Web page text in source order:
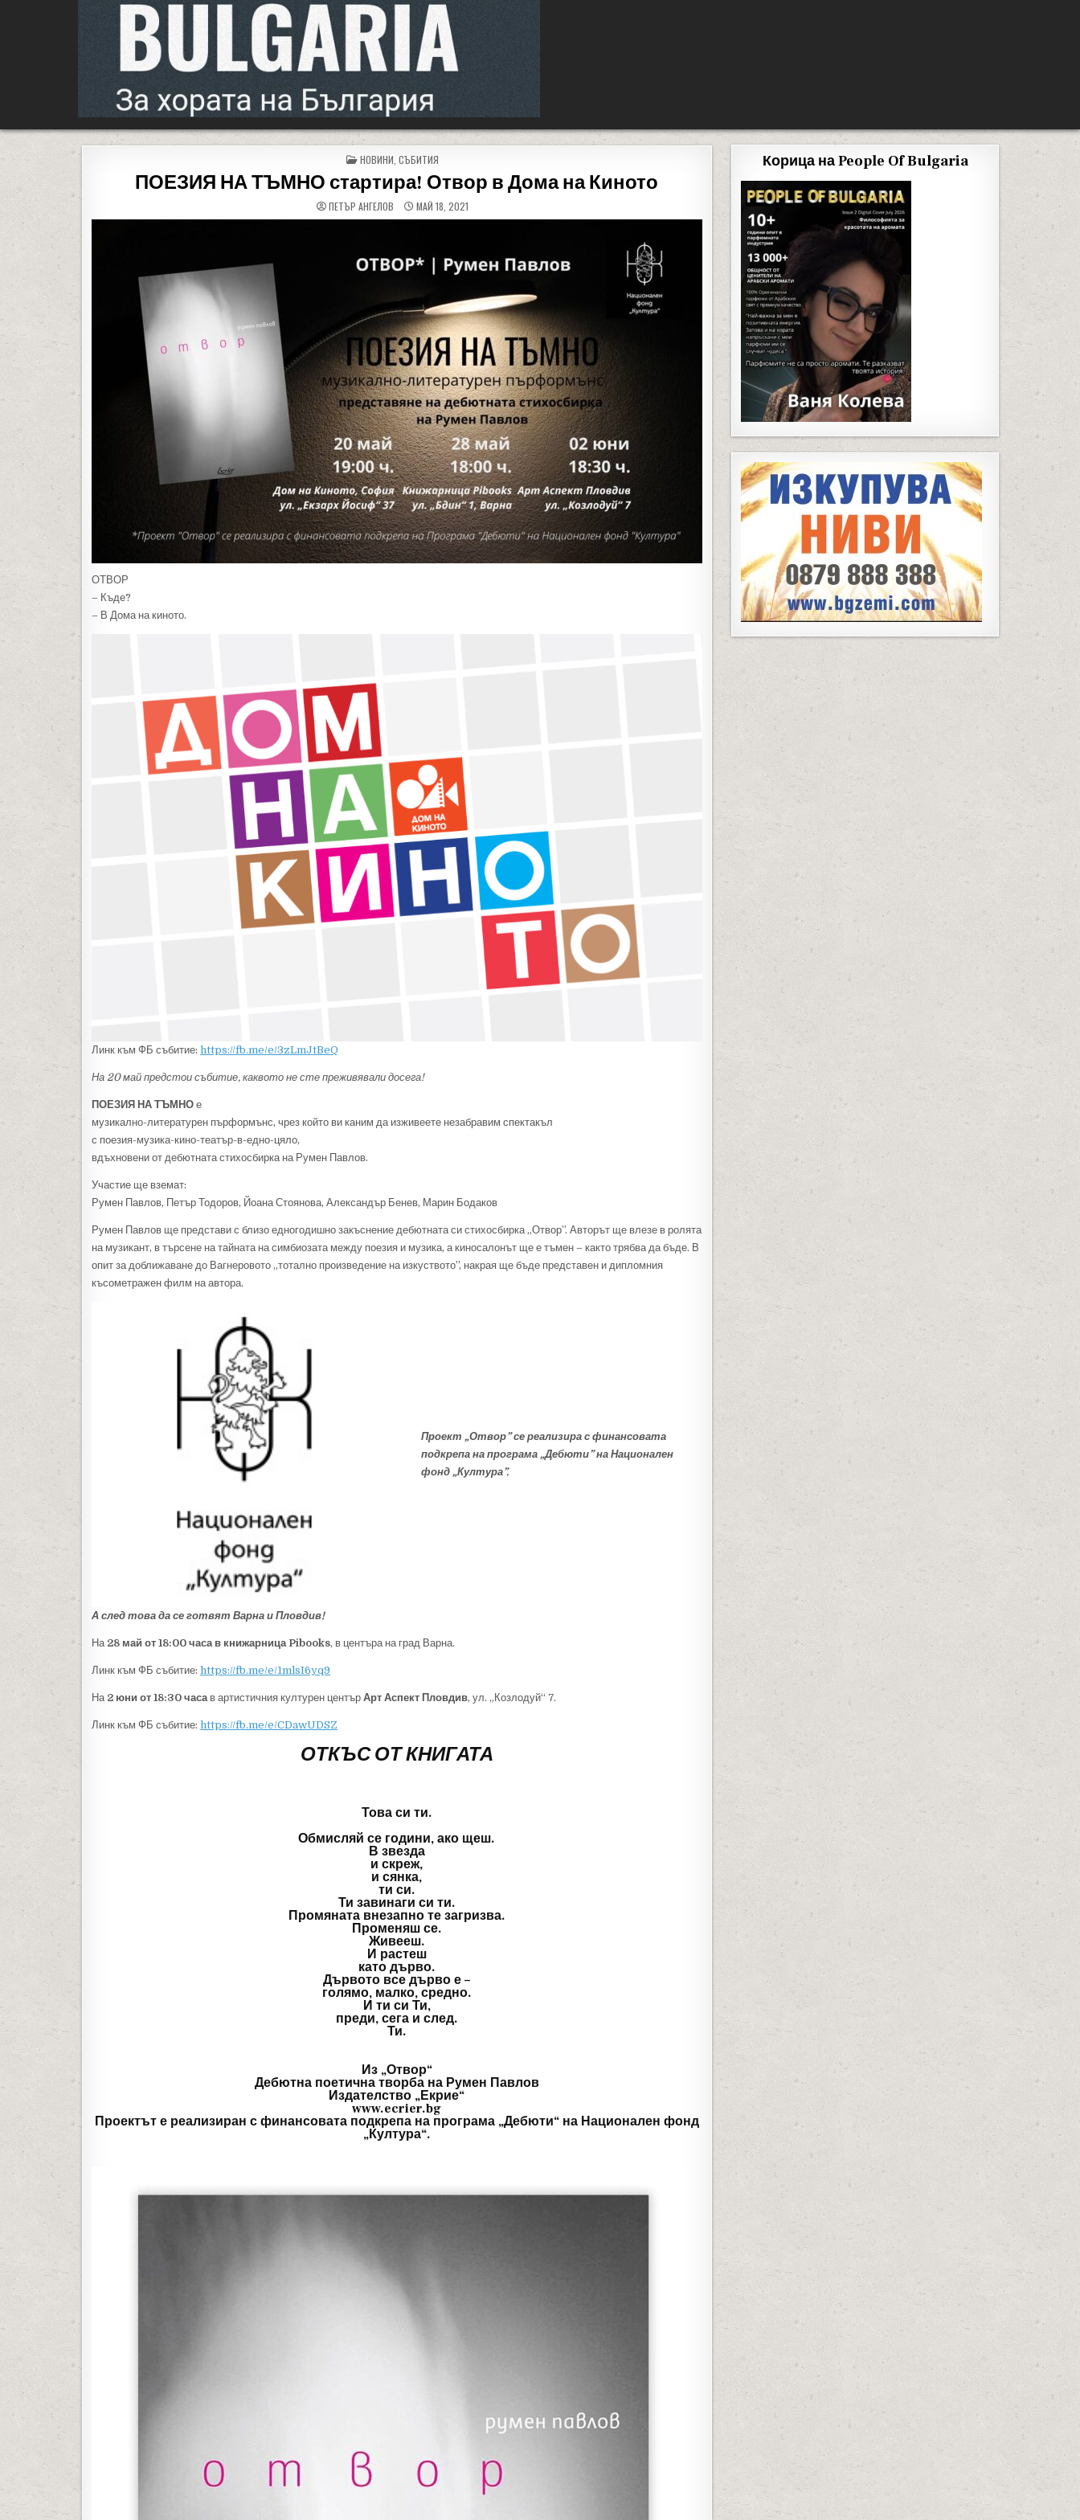
People of Bulgaria
POSTED IN
НОВИНИ,СЪБИТИЯ
ПОЕЗИЯ НА ТЪМНО стартира! Отвор в Дома на Киното
ПЕТЪР АНГЕЛОВ МАЙ 18, 2021
ОТВОР
– Къде?
– В Дома на киното.
Линк към ФБ събитие: https://fb.me/e/3zLmJtBeQ
На 20 май предстои събитие, каквото не сте преживявали досега!
ПОЕЗИЯ НА ТЪМНО е
музикално-литературен пърформънс, чрез който ви каним да изживеете незабравим спектакъл
с поезия-музика-кино-театър-в-едно-цяло,
вдъхновени от дебютната стихосбирка на Румен Павлов.
Участие ще вземат:
Румен Павлов, Петър Тодоров, Йоана Стоянова, Александър Бенев, Марин Бодаков
Румен Павлов ще представи с близо едногодишно закъснение дебютната си стихосбирка „Отвор”. Авторът ще влезе в ролята
на музикант, в търсене на тайната на симбиозата между поезия и музика, а киносалонът ще е тъмен – както трябва да бъде. В
опит за доближаване до Вагнеровото „тотално произведение на изкуството”, накрая ще бъде представен и дипломния
късометражен филм на автора.
Проект „Отвор” се реализира с финансовата
подкрепа на програма „Дебюти” на Национален
фонд „Култура”.
А след това да се готвят Варна и Пловдив!
На 28 май от 18:00 часа в книжарница Pibooks, в центъра на град Варна.
Линк към ФБ събитие: https://fb.me/e/1mlsI6yq9
На 2 юни от 18:30 часа в артистичния културен център Арт Аспект Пловдив, ул. „Козлодуй“ 7.
Линк към ФБ събитие: https://fb.me/e/CDawUDSZ
ОТКЪС ОТ КНИГАТА
Това си ти.
Обмисляй се години, ако щеш.
В звезда
и скреж,
и сянка,
ти си.
Ти завинаги си ти.
Промяната внезапно те загризва.
Променяш се.
Живееш.
И растеш
като дърво.
Дървото все дърво е –
голямо, малко, средно.
И ти си Ти,
преди, сега и след.
Ти.
Из „Отвор“
Дебютна поетична творба на Румен Павлов
Издателство „Екрие“
www.ecrier.bg
Проектът е реализиран с финансовата подкрепа на програма „Дебюти“ на Национален фонд
„Култура“.
Корица на People Of Bulgaria